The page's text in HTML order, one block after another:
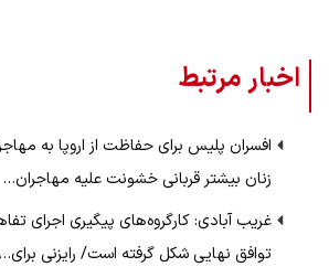
اخبار مرتبط
افسران پلیس برای حفاظت از اروپا به
زنان بیشتر قربانی خشونت‌ علیه مهاجران…
غریب آبادی: کارگروه‌های پیگیری اجرای
توافق نهایی شکل گرفته است/ رایزنی برای…